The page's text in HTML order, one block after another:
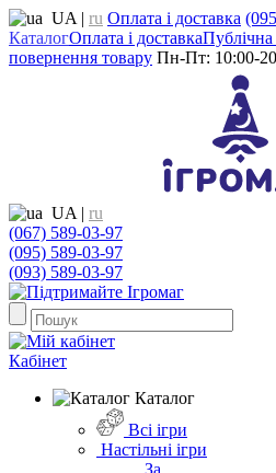
UA | ru Оплата і доставка
КаталогОплата і доставкаПублічна
повернення товару Пн-Пт: 10:00-
UA | ru
(067) 589-03-97
(095) 589-03-97
(093) 589-03-97
Кабінет
Каталог
Всі ігри
Настільні ігри
За